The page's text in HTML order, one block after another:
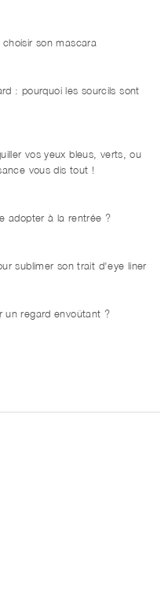
son mascara
: pourquoi les sourcils sont
vos yeux bleus, verts, ou
vous dis tout !
adopter à la rentrée ?
sublimer son trait d'eye liner
un regard envoûtant ?